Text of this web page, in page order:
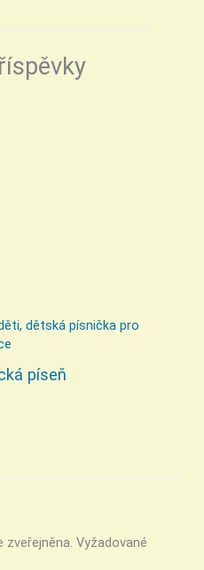
píseň
zveřejněna. Vyžadované